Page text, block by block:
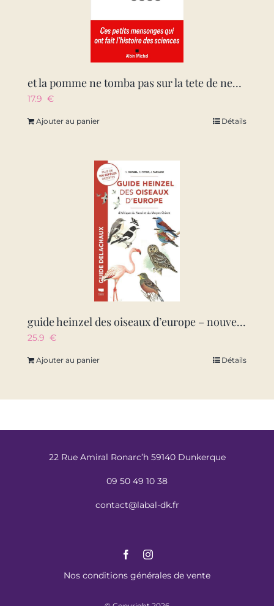
et la pomme ne tomba pas sur la tete de newton – ces petits mensonges qui ont fait l’histoire des sc
17.9 €
Ajouter au panier Détails
guide heinzel des oiseaux d’europe – nouvelle edition
25.9 €
Ajouter au panier Détails
22 Rue Amiral Ronarc’h 59140 Dunkerque
09 50 49 10 38
contact@labal-dk.fr
Nos conditions générales de vente